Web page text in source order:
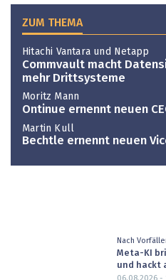
ZUM THEMA
Hitachi Vantara und Netapp
Commvault macht
mehr Drittsysteme
Moritz Mann
Ontinue ernennt neuen
Martin Kull
Bechtle ernennt neuen
Nach
Meta-KI
und hackt
06.08.2026 -